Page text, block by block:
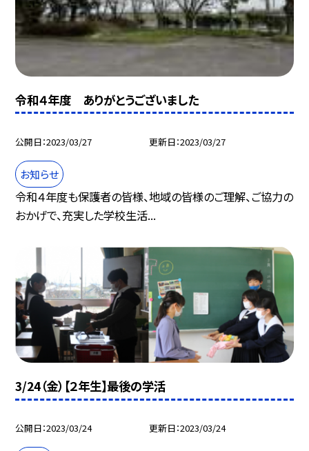
令和４年度 ありがとうございました
公開日 2023/03/27 更新日 2023/03/27
お知らせ
令和４年度も保護者の皆様、地域の皆様のご理解、ご協力の
おかげで、充実した学校生活...
3/24（金）【２年生】最後の学活
公開日 2023/03/24 更新日 2023/03/24